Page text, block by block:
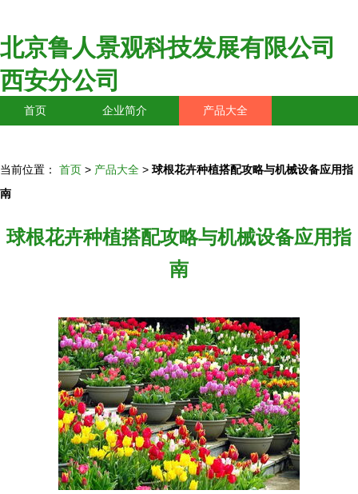
北京鲁人景观科技发展有限公司
西安分公司
首页 企业简介 产品大全
当前位置： 首页 > 产品大全 > 球根花卉种植搭配攻略与机械设备应用指
南
球根花卉种植搭配攻略与机械设备应用指
南